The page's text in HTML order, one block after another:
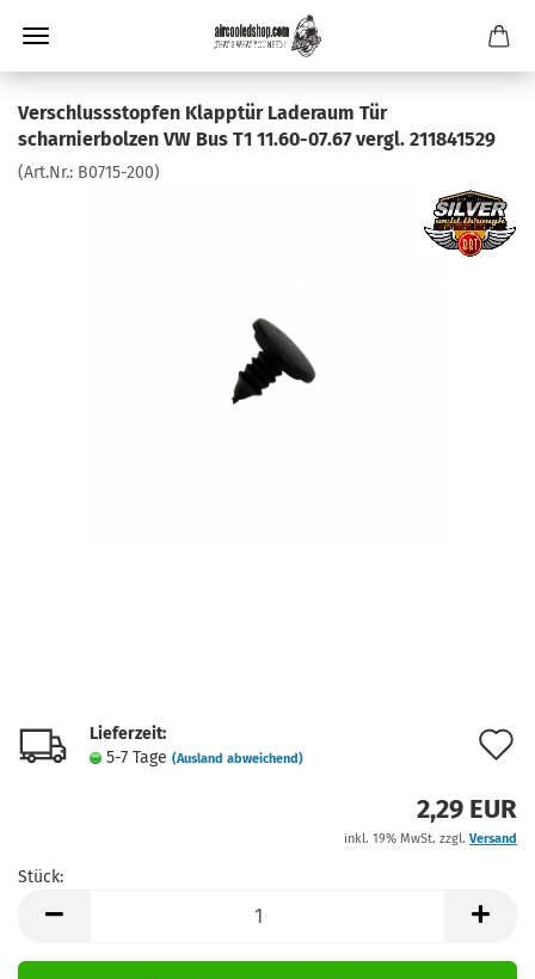
Verschlussstopfen Klapptür Laderaum Tür
scharnierbolzen VW Bus T1 11.60-07.67 vergl. 211841529
(Art.Nr.: B0715-200)
Lieferzeit:
5-7 Tage (Ausland abweichend)
2,29 EUR
inkl. 19% MwSt. zzgl. Versand
Stück: